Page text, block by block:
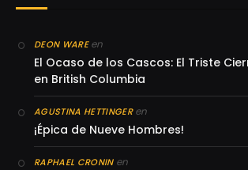
DEON WAREen
El Ocaso de los Cascos: El Triste
en British Columbia
AGUSTINA HETTINGERen
¡Épica de Nueve Hombres!
RAPHAEL CRONINen